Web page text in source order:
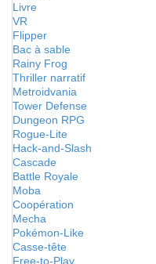
Livre
VR
Flipper
Bac à sable
Rainy Frog
Thriller narratif
Metroidvania
Tower Defense
Dungeon RPG
Rogue-Lite
Hack-and-Slash
Cascade
Battle Royale
Moba
Coopération
Mecha
Pokémon-Like
Casse-tête
Free-to-Play